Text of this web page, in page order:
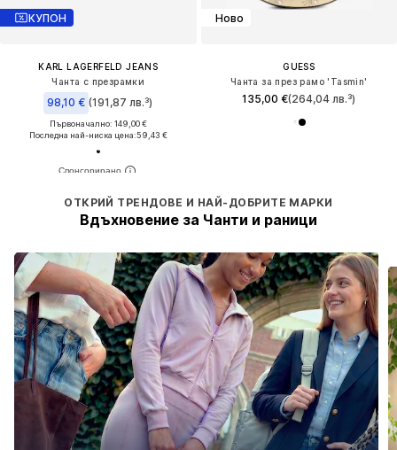
КУПОН
KARL LAGERFELD JEANS
Чанта с презрамки
98,10 € (191,87 лв.³)
Първоначално: 149,00 €
Последна най-ниска цена:59,43 €
Ново
GUESS
Чанта за през рамо 'Tasmin'
135,00 €(264,04 лв.³)
ОТКРИЙ ТРЕНДОВЕ И НАЙ-ДОБРИТЕ МАРКИ
Вдъхновение за Чанти и раници